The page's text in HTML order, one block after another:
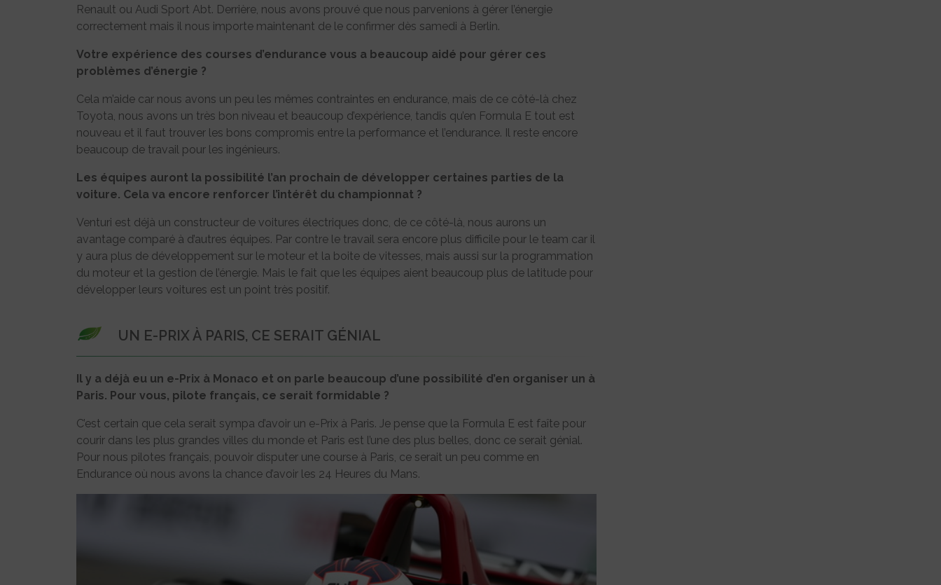
Renault ou Audi Sport Abt. Derrière, nous avons prouvé que nous parvenions à gérer l’énergie
correctement mais il nous importe maintenant de le confirmer dès samedi à Berlin.
Votre expérience des courses d’endurance vous a beaucoup aidé pour gérer ces
problèmes d’énergie ?
Cela m’aide car nous avons un peu les mêmes contraintes en endurance, mais de ce côté-là chez
Toyota, nous avons un très bon niveau et beaucoup d’expérience, tandis qu’en Formula E tout est
nouveau et il faut trouver les bons compromis entre la performance et l’endurance. Il reste encore
beaucoup de travail pour les ingénieurs.
Les équipes auront la possibilité l’an prochain de développer certaines parties de la
voiture. Cela va encore renforcer l’intérêt du championnat ?
Venturi est déjà un constructeur de voitures électriques donc, de ce côté-là, nous aurons un
avantage comparé à d’autres équipes. Par contre le travail sera encore plus difficile pour le team car il
y aura plus de développement sur le moteur et la boite de vitesses, mais aussi sur la programmation
du moteur et la gestion de l’énergie. Mais le fait que les équipes aient beaucoup plus de latitude pour
développer leurs voitures est un point très positif.
UN E-PRIX À PARIS, CE SERAIT GÉNIAL
Il y a déjà eu un e-Prix à Monaco et on parle beaucoup d’une possibilité d’en organiser un à
Paris. Pour vous, pilote français, ce serait formidable ?
C’est certain que cela serait sympa d’avoir un e-Prix à Paris. Je pense que la Formula E est faîte pour
courir dans les plus grandes villes du monde et Paris est l’une des plus belles, donc ce serait génial.
Pour nous pilotes français, pouvoir disputer une course à Paris, ce serait un peu comme en
Endurance où nous avons la chance d’avoir les 24 Heures du Mans.